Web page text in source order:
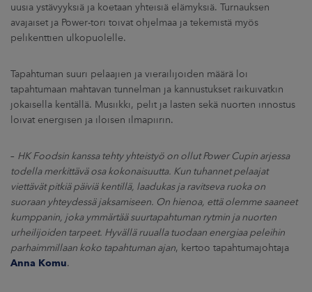
uusia ystävyyksiä ja koetaan yhteisiä elämyksiä. Turnauksen
avajaiset ja Power-tori toivat ohjelmaa ja tekemistä myös
pelikenttien ulkopuolelle.
Tapahtuman suuri pelaajien ja vierailijoiden määrä loi
tapahtumaan mahtavan tunnelman ja kannustukset raikuivatkin
jokaisella kentällä. Musiikki, pelit ja lasten sekä nuorten innostus
loivat energisen ja iloisen ilmapiirin.
– HK Foodsin kanssa tehty yhteistyö on ollut Power Cupin arjessa
todella merkittävä osa kokonaisuutta. Kun tuhannet pelaajat
viettävät pitkiä päiviä kentillä, laadukas ja ravitseva ruoka on
suoraan yhteydessä jaksamiseen. On hienoa, että olemme saaneet
kumppanin, joka ymmärtää suurtapahtuman rytmin ja nuorten
urheilijoiden tarpeet. Hyvällä ruualla tuodaan energiaa peleihin
parhaimmillaan koko tapahtuman ajan, kertoo tapahtumajohtaja
Anna Komu.